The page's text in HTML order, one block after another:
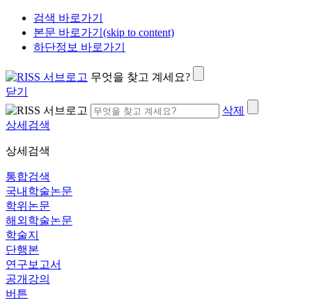
검색 바로가기
본문 바로가기(skip to content)
하단정보 바로가기
무엇을 찾고 계세요?
닫기
삭제
상세검색
상세검색
통합검색
국내학술논문
학위논문
해외학술논문
학술지
단행본
연구보고서
공개강의
버튼